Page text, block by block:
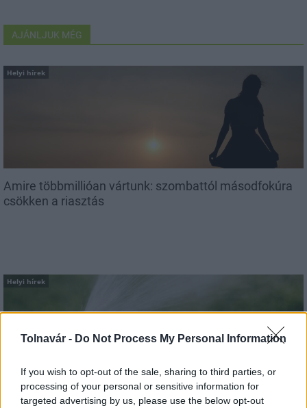
Tolnavár - Do Not Process My Personal Information
If you wish to opt-out of the sale, sharing to third parties, or
processing of your personal or sensitive information for
targeted advertising by us, please use the below opt-out
AJÁNLJUK MÉG
Helyi hírek
Amire többmillióan vártunk: szombattól másodfokúra
csökken a riasztás
Helyi hírek
A hőségben is védik a növényzetet Pakson